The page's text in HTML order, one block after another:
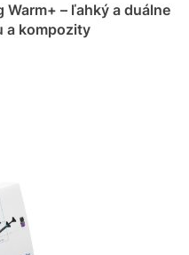
Warm+ – ľahký a duálne
a kompozity